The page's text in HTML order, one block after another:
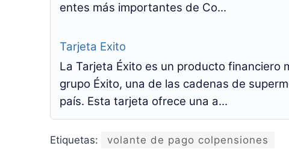
entes más importantes de Co...
Tarjeta Exito
La Tarjeta Éxito es un producto financiero
grupo Éxito, una de las cadenas de
país. Esta tarjeta ofrece una a...
Etiquetas: volante de pago colpensiones